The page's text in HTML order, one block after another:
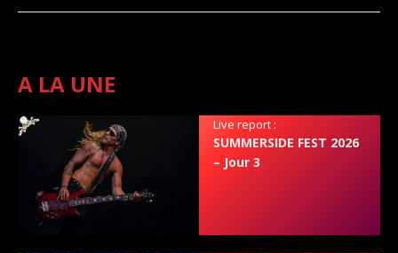
A LA UNE
Live report :
SUMMERSIDE FEST 2026
– Jour 3